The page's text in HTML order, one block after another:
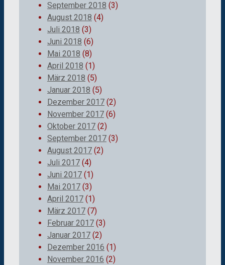
September 2018 (3)
August 2018 (4)
Juli 2018 (3)
Juni 2018 (6)
Mai 2018 (8)
April 2018 (1)
März 2018 (5)
Januar 2018 (5)
Dezember 2017 (2)
November 2017 (6)
Oktober 2017 (2)
September 2017 (3)
August 2017 (2)
Juli 2017 (4)
Juni 2017 (1)
Mai 2017 (3)
April 2017 (1)
März 2017 (7)
Februar 2017 (3)
Januar 2017 (2)
Dezember 2016 (1)
November 2016 (2)